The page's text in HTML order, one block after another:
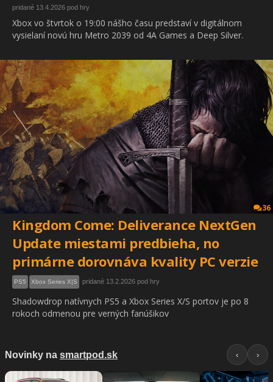
pridané 13.4.2026 pod hry
Xbox vo štvrtok o 19:00 nášho času predstaví v digitálnom
vysielaní novú hru Metro 2039 od 4A Games a Deep Silver.
36
Kingdom Come: Deliverance NextGen
Update miestami predbieha, no
primárne dorovnáva kvality PC verzie
PS5 Xbox Series X|S pridané 13.2.2026 pod hry
Shadowdrop natívnych PS5 a Xbox Series X/S portov je po 8
rokoch odmenou pre verných fanúšikov